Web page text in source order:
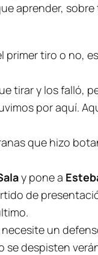
aprender,
primer tiro o no,
tirar y los falló,
por aquí.
que hizo
y pone a
de
un
se despisten